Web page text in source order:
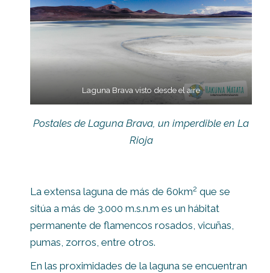
Laguna Brava visto desde el aire
Postales de Laguna Brava, un imperdible en La
Rioja
La extensa laguna de más de 60km2 que se
sitúa a más de 3.000 m.s.n.m es un hábitat
permanente de flamencos rosados, vicuñas,
pumas, zorros, entre otros.
En las proximidades de la laguna se encuentran